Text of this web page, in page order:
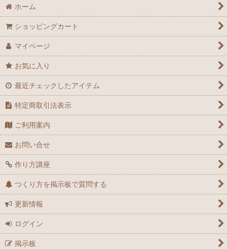
ホーム
ショッピングカート
マイページ
お気に入り
最近チェックしたアイテム
特定商取引法表示
ご利用案内
お問い合せ
作り方講座
つくり方を掲示板で質問する
更新情報
ログイン
掲示板